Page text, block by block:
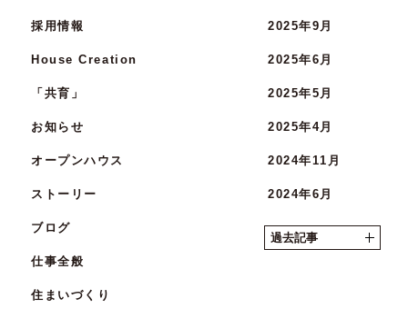
採用情報
House Creation
「共育」
お知らせ
オープンハウス
ストーリー
ブログ
仕事全般
住まいづくり
2025年9月
2025年6月
2025年5月
2025年4月
2024年11月
2024年6月
2024年5月
過去記事